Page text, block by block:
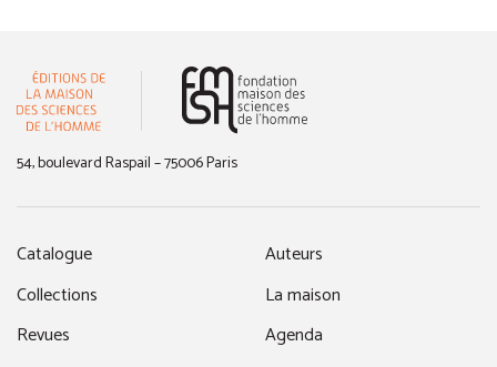
54, boulevard Raspail – 75006 Paris
Catalogue
Collections
Revues
Auteurs
La maison
Agenda